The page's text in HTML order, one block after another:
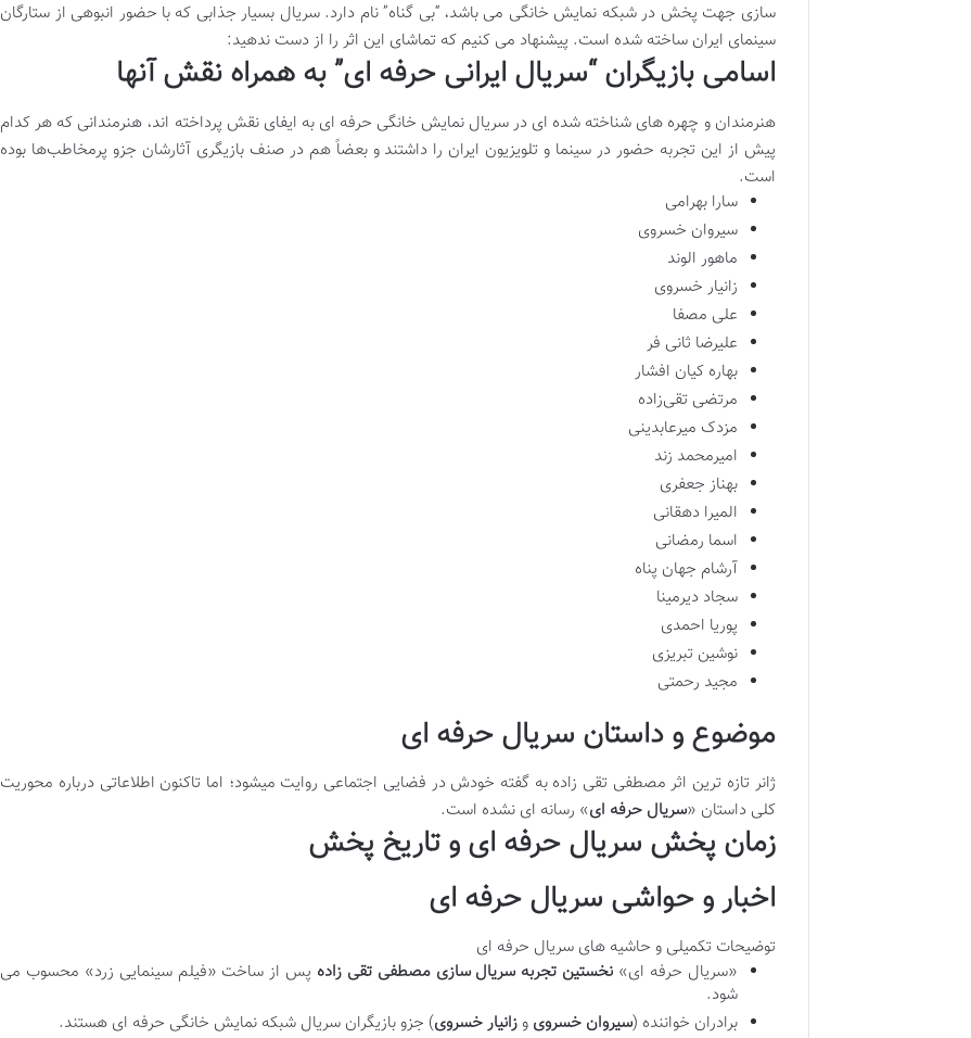
سازی جهت پخش در شبکه نمایش خانگی می باشد، “بی گناه” نام دارد. سریال بسیار جذابی که با حضور انبوهی از ستارگان
سینمای ایران ساخته شده است. پیشنهاد می کنیم که تماشای این اثر را از دست ندهید:
اسامی بازیگران “سریال ایرانی حرفه ای” به همراه نقش آنها
هنرمندان و چهره ‌های شناخته شده ای در سریال نمایش خانگی حرفه ای به ایفای نقش پرداخته اند، هنرمندانی که هر کدام
پیش‌ از این تجربه حضور در سینما و تلویزیون ایران را داشتند و بعضاً هم در صنف بازیگری آثارشان جزو پرمخاطب‌ها بوده
است.
سارا بهرامی
سیروان خسروی
ماهور الوند
زانیار خسروی
علی مصفا
علیرضا ثانی فر
بهاره کیان افشار
مرتضی تقی‌زاده
مزدک میرعابدینی
امیرمحمد زند
بهناز جعفری
المیرا دهقانی
اسما رمضانی
آرشام جهان پناه
سجاد دیرمینا
پوریا احمدی
نوشین تبریزی
مجید رحمتی
موضوع و داستان سریال حرفه ای
ژانر تازه ‌ترین اثر مصطفی تقی زاده به گفته خودش در فضایی اجتماعی روایت میشود؛ اما تاکنون اطلاعاتی درباره محوریت
کلی داستان «سریال حرفه ای» رسانه ای نشده است.
زمان پخش سریال حرفه ای و تاریخ پخش
اخبار و حواشی سریال حرفه ای
توضیحات تکمیلی و حاشیه های سریال حرفه ای
«سریال حرفه ای» نخستین تجربه سریال سازی مصطفی تقی زاده پس از ساخت «فیلم سینمایی زرد» محسوب می
شود.
برادران خواننده (سیروان خسروی وزانیار خسروی) جزو بازیگران سریال شبکه نمایش خانگی حرفه ای هستند.